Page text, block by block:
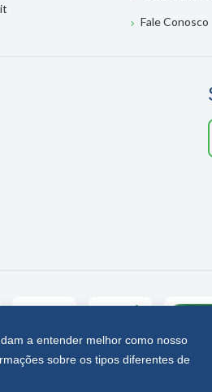
a entender melhor como nosso
sobre os tipos diferentes de
Fale Conosco